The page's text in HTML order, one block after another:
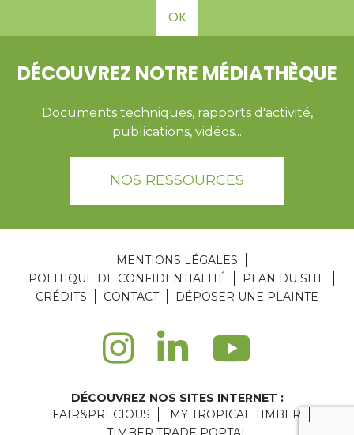
OK
DÉCOUVREZ NOTRE MÉDIATHÈQUE
Documents techniques, rapports d'activité,
publications, vidéos...
NOS RESSOURCES
MENTIONS LÉGALES
POLITIQUE DE CONFIDENTIALITÉ
PLAN DU SITE
CRÉDITS
CONTACT DÉPOSER UNE PLAINTE
DÉCOUVREZ NOS SITES INTERNET :
FAIR&PRECIOUS
MY TROPICAL TIMBER